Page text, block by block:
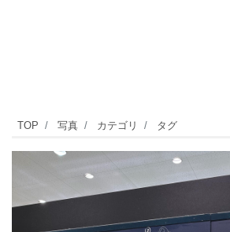
自
由
が
TOP 写真 カテゴリ タグ